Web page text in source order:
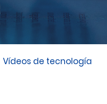
Historias de éxito
Feria de muestras
Vídeos de tecnología